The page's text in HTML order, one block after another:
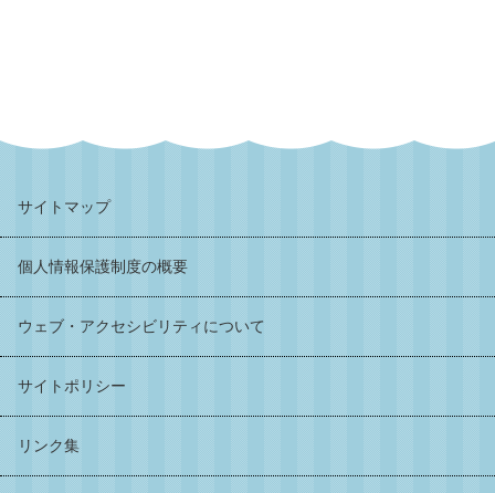
サイトマップ
個人情報保護制度の概要
ウェブ・アクセシビリティについて
サイトポリシー
リンク集